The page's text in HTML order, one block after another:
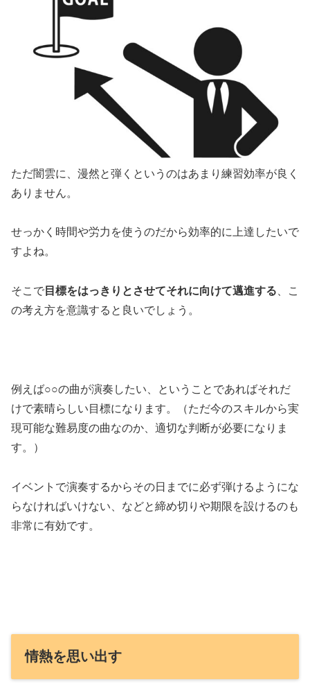
ただ闇雲に、漫然と弾くというのはあまり練習効率が良く
ありません。
せっかく時間や労力を使うのだから効率的に上達したいで
すよね。
そこで 目標をはっきりとさせてそれに向けて邁進する 、こ
の考え方を意識すると良いでしょう。
例えば○○の曲が演奏したい、ということであればそれだ
けで素晴らしい目標になります。（ただ今のスキルから実
現可能な難易度の曲なのか、適切な判断が必要になりま
す。）
イベントで演奏するからその日までに必ず弾けるようにな
らなければいけない、などと締め切りや期限を設けるのも
非常に有効です。
情熱を思い出す